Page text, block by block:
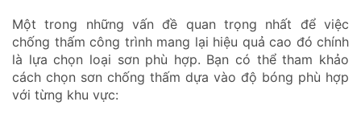
Một trong những vấn đề quan trọng nhất để việc
chống thấm công trình mang lại hiệu quả cao đó chính
là lựa chọn loại sơn phù hợp. Bạn có thể tham khảo
cách chọn sơn chống thấm dựa vào độ bóng phù hợp
với từng khu vực: